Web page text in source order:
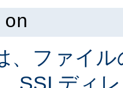
、ファイ